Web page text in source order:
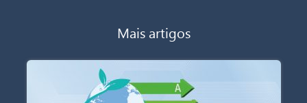
Mais artigos